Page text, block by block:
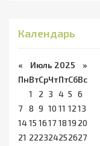
Календарь
« Июль 2025 »
ПнВтСрЧтПтСбВс
1
2 3 4 5 6
7
8 9 10 11 1213
1415 1617 1819 20
21 222324252627